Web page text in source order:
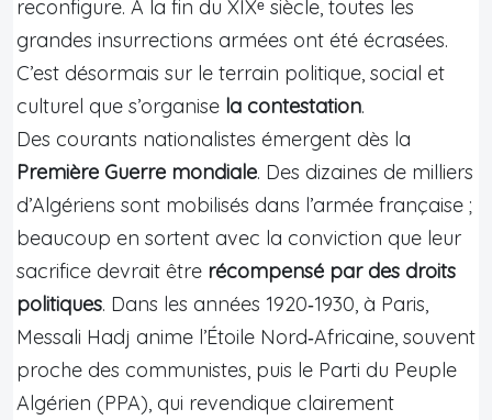
reconfigure. À la fin du XIXᵉ siècle, toutes les
grandes insurrections armées ont été écrasées.
C’est désormais sur le terrain politique, social et
culturel que s’organise la contestation.
Des courants nationalistes émergent dès la
Première Guerre mondiale. Des dizaines de milliers
d’Algériens sont mobilisés dans l’armée française ;
beaucoup en sortent avec la conviction que leur
sacrifice devrait être récompensé par des droits
politiques. Dans les années 1920‑1930, à Paris,
Messali Hadj anime l’Étoile Nord‑Africaine, souvent
proche des communistes, puis le Parti du Peuple
Algérien (PPA), qui revendique clairement